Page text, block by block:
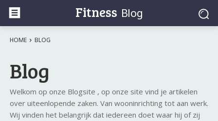
Fitness Blog
HOME BLOG
Blog
Welkom op onze Blogsite , op onze site vind je artikelen
over uiteenlopende zaken. Van wooninrichting tot aan werk.
Wij vinden het belangrijk dat iedereen doet waar hij of zij